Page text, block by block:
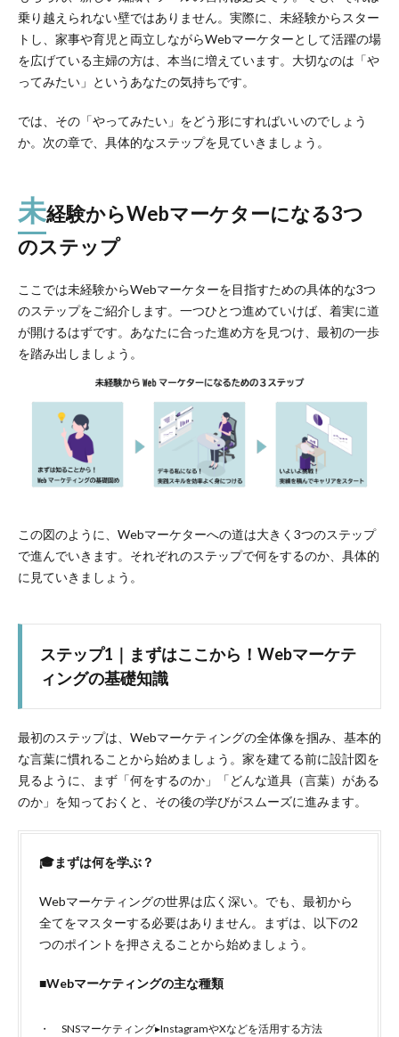
乗り越えられない壁ではありません。実際に、未経験からスター
トし、家事や育児と両立しながらWebマーケターとして活躍の場
を広げている主婦の方は、本当に増えています。大切なのは「や
ってみたい」というあなたの気持ちです。
では、その「やってみたい」をどう形にすればいいのでしょう
か。次の章で、具体的なステップを見ていきましょう。
未経験からWebマーケターになる3つ
のステップ
ここでは未経験からWebマーケターを目指すための具体的な3つ
のステップをご紹介します。一つひとつ進めていけば、着実に道
が開けるはずです。あなたに合った進め方を見つけ、最初の一歩
を踏み出しましょう。
この図のように、Webマーケターへの道は大きく3つのステップ
で進んでいきます。それぞれのステップで何をするのか、具体的
に見ていきましょう。
ステップ1｜まずはここから！Webマーケテ
ィングの基礎知識
最初のステップは、Webマーケティングの全体像を掴み、基本的
な言葉に慣れることから始めましょう。家を建てる前に設計図を
見るように、まず「何をするのか」「どんな道具（言葉）がある
のか」を知っておくと、その後の学びがスムーズに進みます。
🎓まずは何を学ぶ？
Webマーケティングの世界は広く深い。でも、最初から
全てをマスターする必要はありません。まずは、以下の2
つのポイントを押さえることから始めましょう。
■Webマーケティングの主な種類
SNSマーケティング▸InstagramやXなどを活用する方法